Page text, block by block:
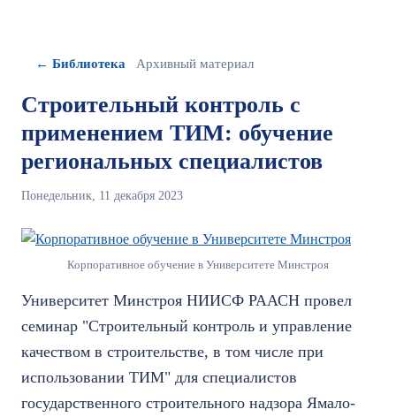
← Библиотека Архивный материал
Строительный контроль с
применением ТИМ: обучение
региональных специалистов
Понедельник, 11 декабря 2023
Корпоративное обучение в Университете Минстроя
Университет Минстроя НИИСФ РААСН провел
семинар "Строительный контроль и управление
качеством в строительстве, в том числе при
использовании ТИМ" для специалистов
государственного строительного надзора Ямало-